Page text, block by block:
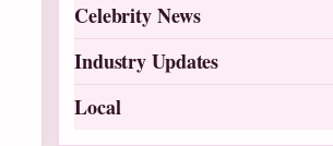
Celebrity News
Industry Updates
Local